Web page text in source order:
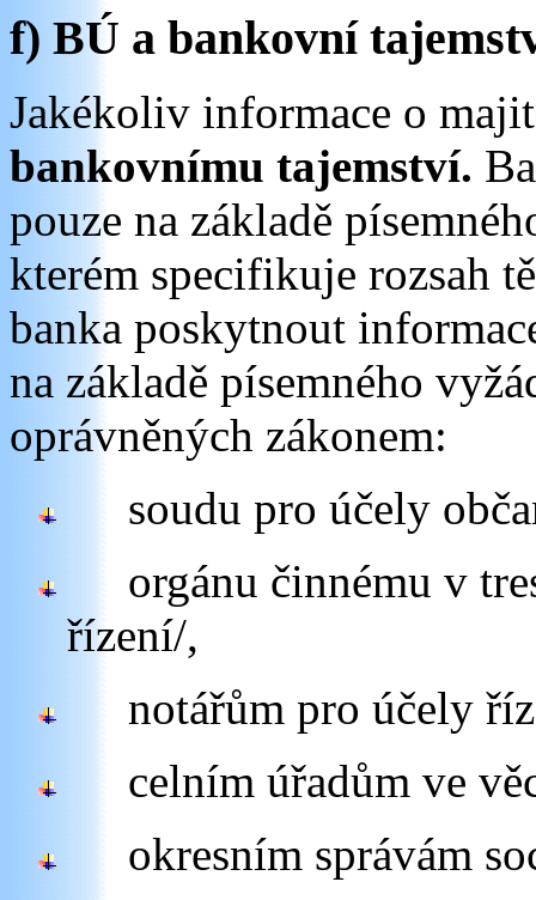
f) BÚ a bankovní
Jakékoliv informace o
bankovnímu tajemství.
pouze na základě
kterém specifikuje rozsah
banka poskytnout
na základě písemného
oprávněných zákonem:
soudu pro účely
orgánu činnému v
řízení/,
notářům pro účely
celním úřadům ve
okresním správám